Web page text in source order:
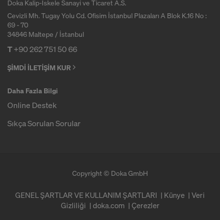
a
m
a
Doka Kalip-Iskele Sanayi ve Ticaret A.S.
Cevizli Mh. Tugay Yolu Cd. Ofisim İstanbul Plazaları A Blok K.16 No :
69 - 70
34846 Maltepe / İstanbul
T+90 262 751 50 66
ŞİMDİ İLETİŞİM KUR
Daha Fazla Bilgi
Online Destek
Sıkça Sorulan Sorular
Copyright © Doka GmbH
GENEL ŞARTLAR VE KULLANIM ŞARTLARI Künye
Veri
Gizliliği
doka.com Çerezler